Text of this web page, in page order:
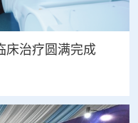
床治疗圆满完成